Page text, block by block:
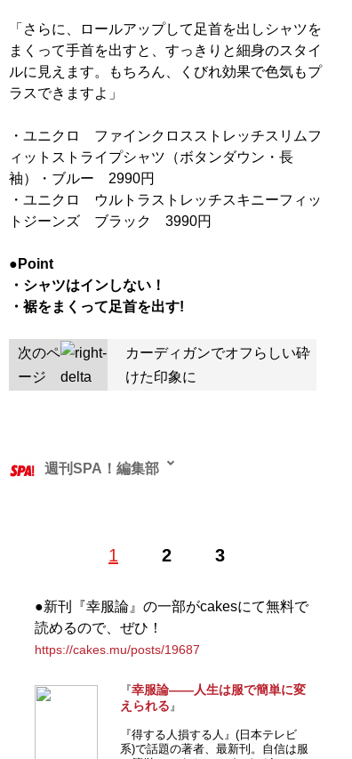
「さらに、ロールアップして足首を出しシャツを
まくって手首を出すと、すっきりと細身のスタイ
ルに見えます。もちろん、くびれ効果で色気もプ
ラスできますよ」
・ユニクロ ファインクロスストレッチスリムフ
ィットストライプシャツ（ボタンダウン・長
袖）・ブルー 2990円
・ユニクロ ウルトラストレッチスキニーフィッ
トジーンズ ブラック 3990円
●Point
・シャツはインしない！
・裾をまくって足首を出す!
次のペ
ージ
カーディガンでオフらしい砕
けた印象に
1 2 3
週刊SPA！編集部
●新刊『幸服論』の一部がcakesにて無料で
読めるので、ぜひ！
https://cakes.mu/posts/19687
『幸服論――人生は服で簡単に変
えられる 』
『得する人損する人』(日本テレビ
系)で話題の著者、最新刊。自信は服